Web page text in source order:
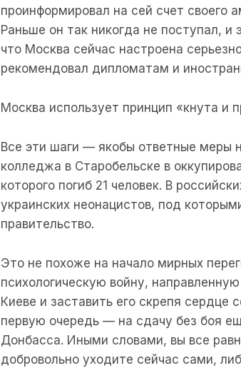
проинформировал на сей счет своего
Раньше он так никогда не поступал,
что Москва сейчас настроена
рекомендовал дипломатам и
Москва использует принцип «кнута и
Все эти шаги — якобы ответные меры
колледжа в Старобельске в
которого погиб 21 человек. В
украинских неонацистов, под
правительство.
Это не похоже на начало мирных
психологическую войну,
Киеве и заставить его скрепя сердце
первую очередь — на сдачу без боя
Донбасса. Иными словами, вы все
добровольно уходите сейчас сами,